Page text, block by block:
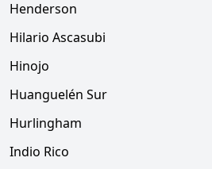
Henderson
Hilario Ascasubi
Hinojo
Huanguelén Sur
Hurlingham
Indio Rico